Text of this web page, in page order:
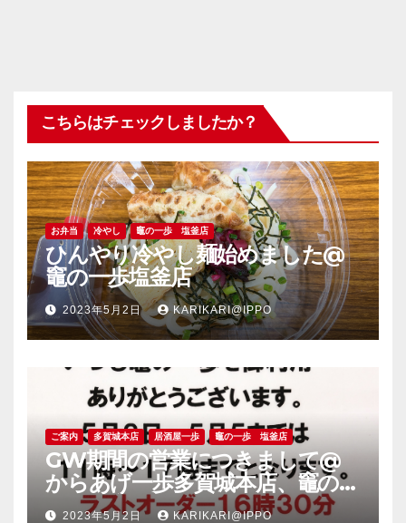
こちらはチェックしましたか？
お弁当 冷やし 竈の一歩 塩釜店
ひんやり冷やし麺始めました@
竈の一歩塩釜店
2023年5月2日 KARIKARI@IPPO
ご案内 多賀城本店 居酒屋一歩 竈の一歩 塩釜店
GW期間の営業につきまして@
からあげ一歩多賀城本店、竈の一
歩塩釜店
2023年5月2日 KARIKARI@IPPO